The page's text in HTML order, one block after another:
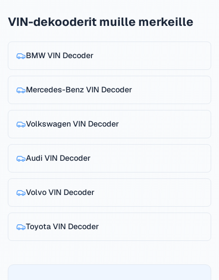
VIN-dekooderit muille merkeille
BMWVIN Decoder
Mercedes-Benz VIN Decoder
VolkswagenVIN Decoder
Audi VIN Decoder
VolvoVIN Decoder
ToyotaVIN Decoder